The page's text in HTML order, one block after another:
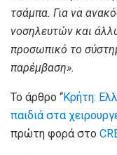
τσάμπα. Για να
νοσηλευτών και
προσωπικό το
παρέμβαση».
Το άρθρο “Κρήτη:
παιδιά στα
πρώτη φορά στο